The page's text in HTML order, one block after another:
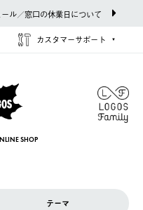
ル／窓口の休業日について
カスタマーサポート
SHOP
テーマ